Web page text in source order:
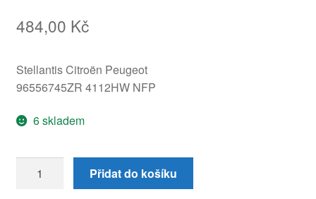
484,00 Kč
Stellantis Citroën Peugeot
96556745ZR 4112HW NFP
6 skladem
volantu
Přidat do košíku